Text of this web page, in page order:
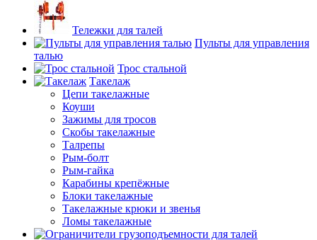
Тележки для талей
Пульты для управления
талью
Трос стальной
Такелаж
Цепи такелажные
Коуши
Зажимы для тросов
Скобы такелажные
Талрепы
Рым-болт
Рым-гайка
Карабины крепёжные
Блоки такелажные
Такелажные крюки и звенья
Ломы такелажные